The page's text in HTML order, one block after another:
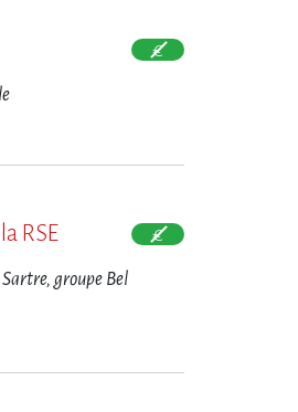
RSE
groupe Bel